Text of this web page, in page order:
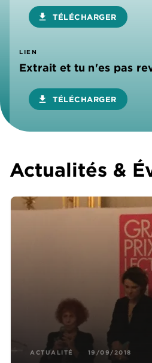
download TÉLÉCHARGER
LIEN
Extrait et tu n'es pas
download TÉLÉCHARGER
Actualités &
ACTUALITÉ 19/09/2018